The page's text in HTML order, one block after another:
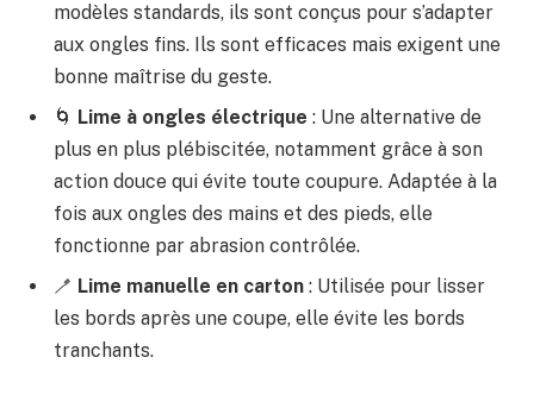
modèles standards, ils sont conçus pour s’adapter
aux ongles fins. Ils sont efficaces mais exigent une
bonne maîtrise du geste.
🌀 Lime à ongles électrique : Une alternative de
plus en plus plébiscitée, notamment grâce à son
action douce qui évite toute coupure. Adaptée à la
fois aux ongles des mains et des pieds, elle
fonctionne par abrasion contrôlée.
🪥 Lime manuelle en carton : Utilisée pour lisser
les bords après une coupe, elle évite les bords
tranchants.